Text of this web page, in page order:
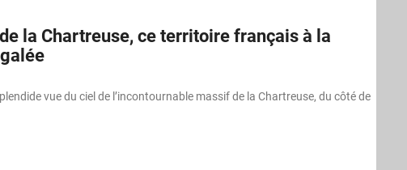
la Chartreuse, ce territoire français à la
vue du ciel de l’incontournable massif de la Chartreuse, du côté de